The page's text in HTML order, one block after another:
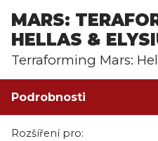
MARS:
HELLAS &
Terraforming Mars:
Podrobnosti
Rozšíření pro: